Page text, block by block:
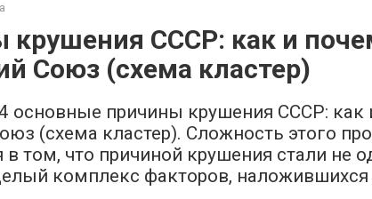
крушения СССР: как и
Союз (схема кластер)
4 основные причины крушения СССР: как
(схема кластер). Сложность этого
в том, что причиной крушения стали не
комплекс факторов, наложившихся